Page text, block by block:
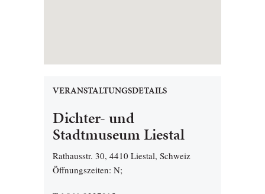
VERANSTALTUNGSDETAILS
Dichter- und
Stadtmuseum Liestal
Rathausstr. 30, 4410 Liestal, Schweiz
Öffnungszeiten: N;